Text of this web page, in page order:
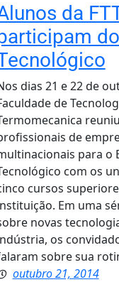
da
dias 21 e 22 de
de
de
para o
com os
cursos
Em uma
novas
os
sobre sua
outubro 21, 2014